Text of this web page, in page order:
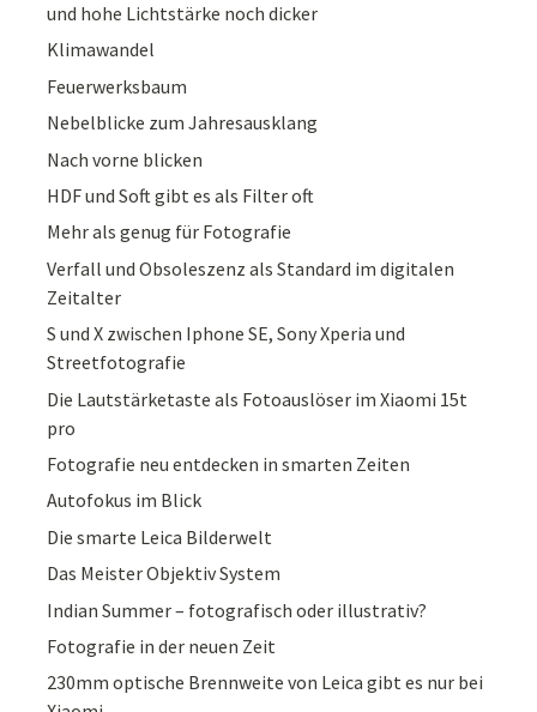
und hohe Lichtstärke noch dicker
Klimawandel
Feuerwerksbaum
Nebelblicke zum Jahresausklang
Nach vorne blicken
HDF und Soft gibt es als Filter oft
Mehr als genug für Fotografie
Verfall und Obsoleszenz als Standard im digitalen
Zeitalter
S und X zwischen Iphone SE, Sony Xperia und
Streetfotografie
Die Lautstärketaste als Fotoauslöser im Xiaomi 15t
pro
Fotografie neu entdecken in smarten Zeiten
Autofokus im Blick
Die smarte Leica Bilderwelt
Das Meister Objektiv System
Indian Summer – fotografisch oder illustrativ?
Fotografie in der neuen Zeit
230mm optische Brennweite von Leica gibt es nur bei